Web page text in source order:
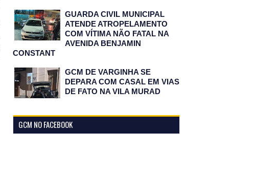
GUARDA CIVIL MUNICIPAL
ATENDE ATROPELAMENTO
COM VÍTIMA NÃO FATAL NA
AVENIDA BENJAMIN
CONSTANT
GCM DE VARGINHA SE
DEPARA COM CASAL EM VIAS
DE FATO NA VILA MURAD
GCM NO FACEBOOK